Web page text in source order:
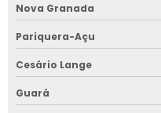
Nova Granada
Pariquera-Açu
Cesário Lange
Guará